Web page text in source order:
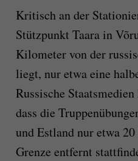
Kritisch an der
Stützpunkt Taara in
Kilometer von der
liegt, nur etwa eine
Russische
dass die
und Estland nur etwa
Grenze entfernt